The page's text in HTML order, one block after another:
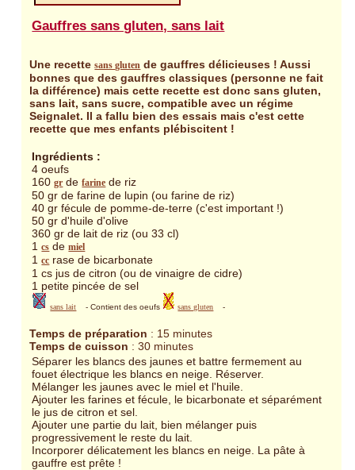
Gauffres sans gluten, sans lait
Une recettesans gluten de gauffres délicieuses ! Aussi
bonnes que des gauffres classiques (personne ne fait
la différence) mais cette recette est donc sans gluten,
sans lait, sans sucre, compatible avec un régime
Seignalet. Il a fallu bien des essais mais c'est cette
recette que mes enfants plébiscitent !
Ingrédients :
4 oeufs
160gr defarine de riz
50 gr de farine de lupin (ou farine de riz)
40 gr fécule de pomme-de-terre (c'est important !)
50 gr d'huile d'olive
360 gr de lait de riz (ou 33 cl)
1cs demiel
1cc rase de bicarbonate
1 cs jus de citron (ou de vinaigre de cidre)
1 petite pincée de sel
sans lait - Contient des oeufs sans gluten -
Temps de préparation : 15 minutes
Temps de cuisson : 30 minutes
Séparer les blancs des jaunes et battre fermement au
fouet électrique les blancs en neige. Réserver.
Mélanger les jaunes avec le miel et l'huile.
Ajouter les farines et fécule, le bicarbonate et séparément
le jus de citron et sel.
Ajouter une partie du lait, bien mélanger puis
progressivement le reste du lait.
Incorporer délicatement les blancs en neige. La pâte à
gauffre est prête !